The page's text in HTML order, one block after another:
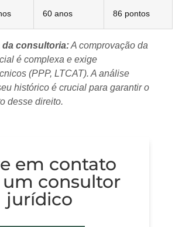
em contato
consultor
jurídico
60 anos 86 pontos
da consultoria:A comprovação da
é complexa e exige
(PPP, LTCAT). A análise
histórico é crucial para garantir o
desse direito.